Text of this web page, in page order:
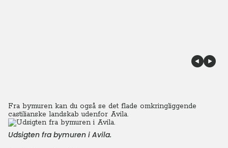
Fra bymuren kan du også se det flade omkringliggende
castilianske landskab udenfor Avila.
Udsigten fra bymuren i Avila.